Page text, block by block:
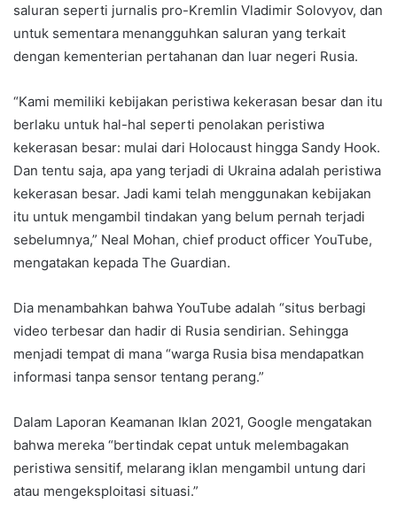
saluran seperti jurnalis pro-Kremlin Vladimir Solovyov, dan
untuk sementara menangguhkan saluran yang terkait
dengan kementerian pertahanan dan luar negeri Rusia.
“Kami memiliki kebijakan peristiwa kekerasan besar dan itu
berlaku untuk hal-hal seperti penolakan peristiwa
kekerasan besar: mulai dari Holocaust hingga Sandy Hook.
Dan tentu saja, apa yang terjadi di Ukraina adalah peristiwa
kekerasan besar. Jadi kami telah menggunakan kebijakan
itu untuk mengambil tindakan yang belum pernah terjadi
sebelumnya,” Neal Mohan, chief product officer YouTube,
mengatakan kepada The Guardian.
Dia menambahkan bahwa YouTube adalah “situs berbagi
video terbesar dan hadir di Rusia sendirian. Sehingga
menjadi tempat di mana “warga Rusia bisa mendapatkan
informasi tanpa sensor tentang perang.”
Dalam Laporan Keamanan Iklan 2021, Google mengatakan
bahwa mereka “bertindak cepat untuk melembagakan
peristiwa sensitif, melarang iklan mengambil untung dari
atau mengeksploitasi situasi.”